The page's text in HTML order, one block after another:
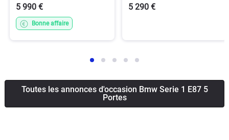
5 990 €
Bonne affaire
5 290 €
Toutes les annonces d'occasion Bmw Serie 1 E87 5
Portes